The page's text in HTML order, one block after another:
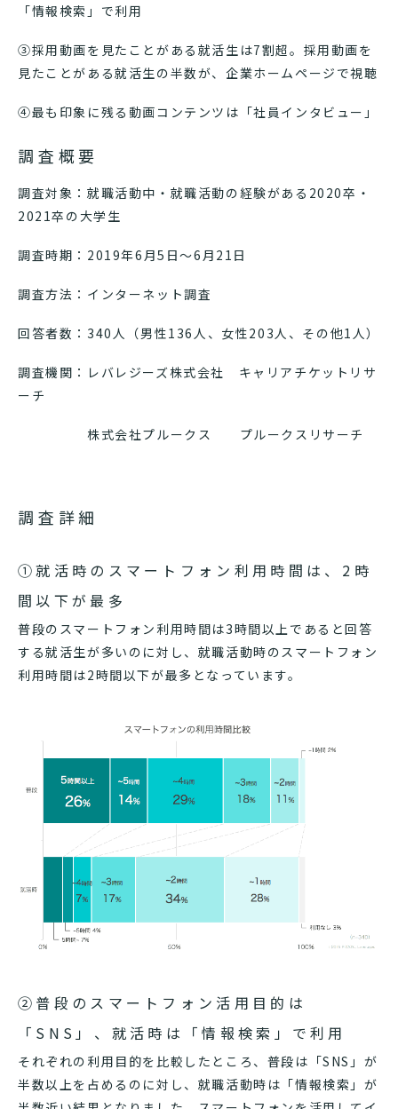
「情報検索」で利用
③採用動画を見たことがある就活生は7割超。採用動画を
見たことがある就活生の半数が、企業ホームページで視聴
④最も印象に残る動画コンテンツは「社員インタビュー」
調査概要
調査対象：就職活動中・就職活動の経験がある2020卒・
2021卒の大学生
調査時期：2019年6月5日〜6月21日
調査方法：インターネット調査
回答者数：340人（男性136人、女性203人、その他1人）
調査機関：レバレジーズ株式会社 キャリアチケットリサ
ーチ
株式会社プルークス プルークスリサーチ
調査詳細
①就活時のスマートフォン利用時間は、2時
間以下が最多
普段のスマートフォン利用時間は3時間以上であると回答
する就活生が多いのに対し、就職活動時のスマートフォン
利用時間は2時間以下が最多となっています。
②普段のスマートフォン活用目的は
「SNS」、就活時は「情報検索」で利用
それぞれの利用目的を比較したところ、普段は「SNS」が
半数以上を占めるのに対し、就職活動時は「情報検索」が